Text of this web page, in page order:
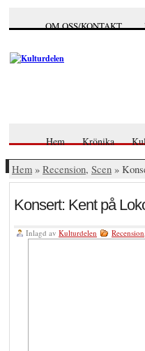
OM OSS/KONTAKT
Hem Krönika
Hem » Recension, Scen »
Konsert: Kent på
Inlagd av Kulturdelen Recension,